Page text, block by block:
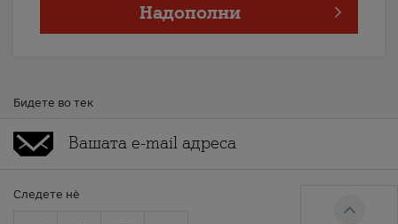
Надополни
Бидете во тек
Следете нè